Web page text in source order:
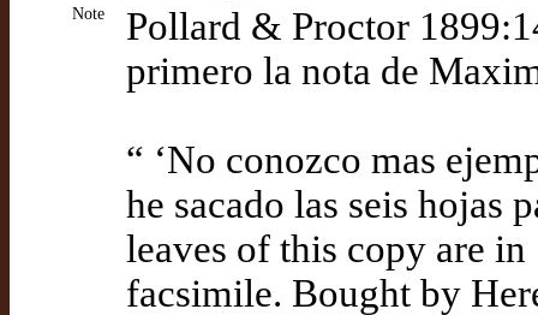
Note
Pollard & Proctor
primero la nota de
“ ‘No conozco mas
he sacado las seis hojas
leaves of this copy are in
facsimile. Bought by